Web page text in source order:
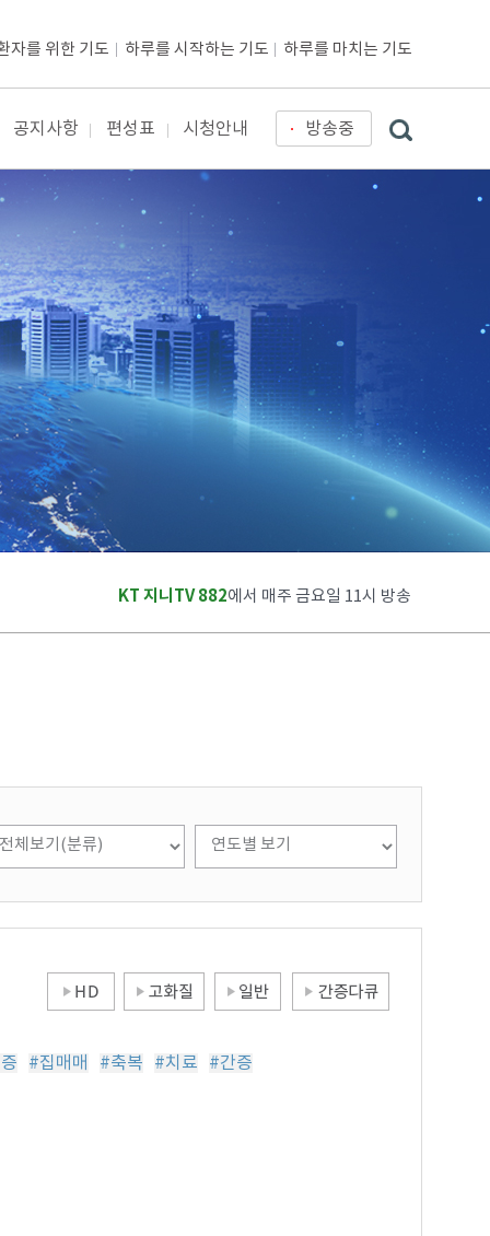
자를 위한 기도 하루를 시작하는 기도 하루를 마치는 기도
공지사항 편성표 시청안내 방송중
KT 지니TV 882에서 매주 금요일 11시 방송
#집매매 #축복 #치료 #간증